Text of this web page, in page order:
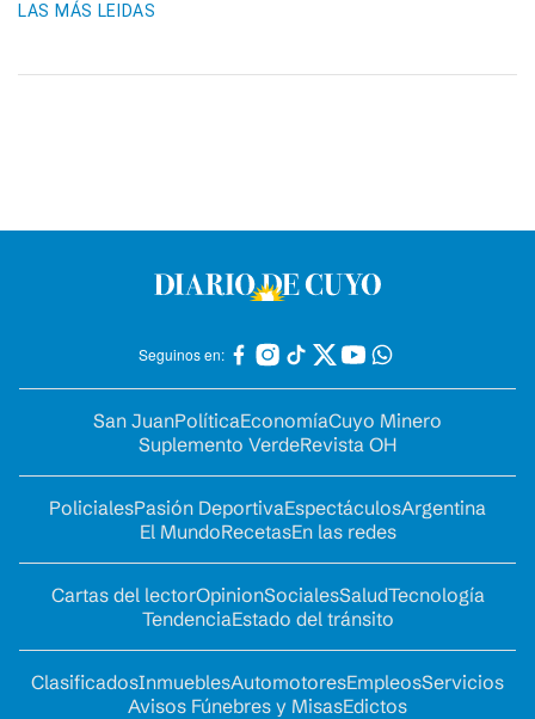
LAS MÁS LEIDAS
Seguinos en:
San JuanPolíticaEconomíaCuyo Minero
Suplemento VerdeRevista OH
PolicialesPasión DeportivaEspectáculosArgentina
El MundoRecetasEn las redes
Cartas del lectorOpinionSocialesSaludTecnología
TendenciaEstado del tránsito
ClasificadosInmueblesAutomotoresEmpleosServicios
Avisos Fúnebres y MisasEdictos